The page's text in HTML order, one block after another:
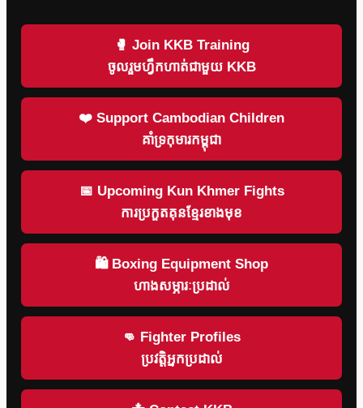
🥊 Join KKB Training
ចូលរួមហ្វឹកហាត់ជាមួយ KKB
❤️ Support Cambodian Children
គាំទ្រកុមារកម្ពុជា
📅 Upcoming Kun Khmer Fights
ការប្រកួតគុនខ្មែរខាងមុខ
🛍 Boxing Equipment Shop
ហាងសម្ភារៈប្រដាល់
👊 Fighter Profiles
ប្រវត្តិអ្នកប្រដាល់